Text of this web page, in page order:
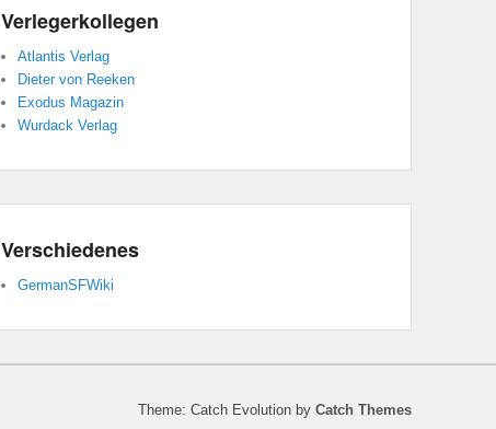
Verlegerkollegen
Atlantis Verlag
Dieter von Reeken
Exodus Magazin
Wurdack Verlag
Verschiedenes
GermanSFWiki
Theme: Catch Evolution by Catch Themes